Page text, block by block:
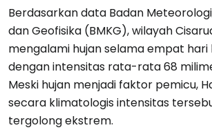
Berdasarkan data Badan
dan Geofisika (BMKG), wilayah
mengalami hujan selama empat
dengan intensitas rata-rata 68
Meski hujan menjadi faktor pemicu,
secara klimatologis intensitas
tergolong ekstrem.